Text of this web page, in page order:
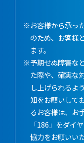
※お客様から承っ
のため、お客様
ます。
※予期せぬ障害な
た際や、確実な
し上げられるよ
知をお願いして
るお客様は、お
「186」をダイ
協力をお願いい